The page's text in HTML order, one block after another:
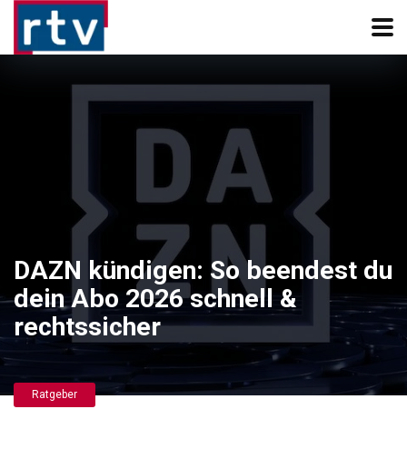
DAZN kündigen: So beendest du
dein Abo 2026 schnell &
rechtssicher
Ratgeber